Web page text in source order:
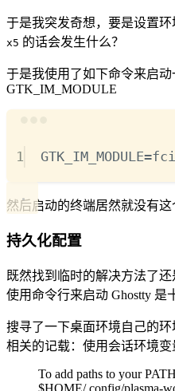
于是我突发奇想，要是设置环
x5 的话会发生什么？
于是我使用了如下命令来启动
GTK_IM_MODULE
1 GTK_IM_MODULE=
然后启动的终端居然就没有这
持久化配置
既然找到临时的解决方法了
使用命令行来启动 Ghostty 是
搜寻了一下桌面环境自己的环
相关的记载：使用会话环境变
To add paths to your